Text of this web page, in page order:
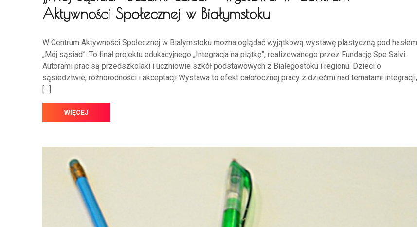
Aktywności Społecznej w Białymstoku
W Centrum Aktywności Społecznej w Białymstoku można oglądać wyjątkową wystawę plastyczną pod hasłem
„Mój sąsiad”. To finał projektu edukacyjnego „Integracja na piątkę”, realizowanego przez Fundację Spe Salvi.
Autorami prac są przedszkolaki i uczniowie szkół podstawowych z Białegostoku i regionu. Dzieci o
sąsiedztwie, różnorodności i akceptacji Wystawa to efekt całorocznej pracy z dziećmi nad tematami integracji,
[…]
WIĘCEJ